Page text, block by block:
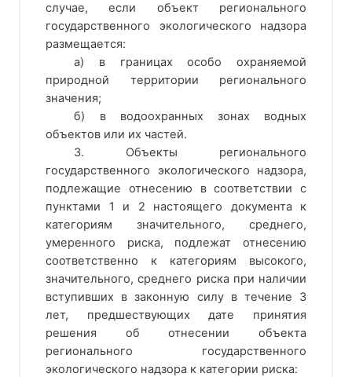
случае, если объект регионального
государственного экологического надзора
размещается:
а) в границах особо охраняемой
природной территории регионального
значения;
б) в водоохранных зонах водных
объектов или их частей.
3. Объекты регионального
государственного экологического надзора,
подлежащие отнесению в соответствии с
пунктами 1 и 2 настоящего документа к
категориям значительного, среднего,
умеренного риска, подлежат отнесению
соответственно к категориям высокого,
значительного, среднего риска при наличии
вступивших в законную силу в течение 3
лет, предшествующих дате принятия
решения об отнесении объекта
регионального государственного
экологического надзора к категории риска: